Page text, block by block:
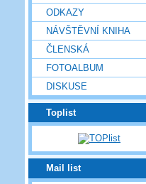
ODKAZY
NÁVŠTĚVNÍ KNIHA
ČLENSKÁ
FOTOALBUM
DISKUSE
Toplist
Mail list